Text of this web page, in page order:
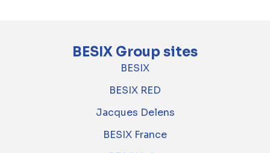
BESIX Group sites
BESIX
BESIX RED
Jacques Delens
BESIX France